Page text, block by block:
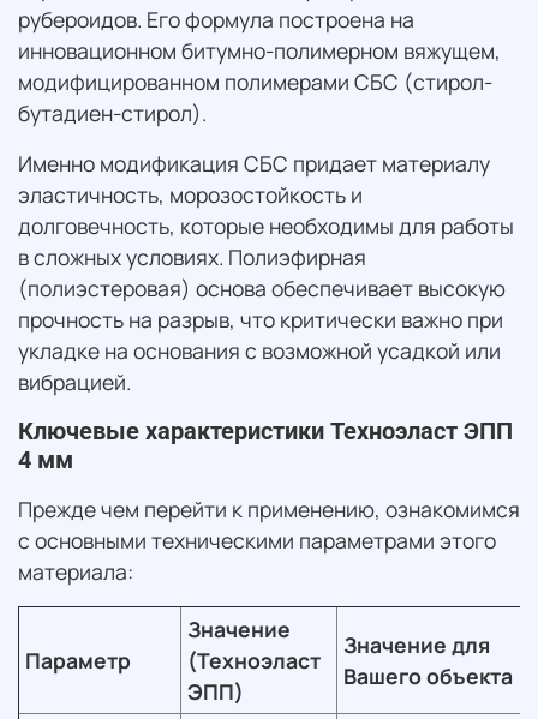
рубероидов. Его формула построена на
инновационном битумно-полимерном вяжущем,
модифицированном полимерами СБС (стирол-
бутадиен-стирол).
Именно модификация СБС придает материалу
эластичность, морозостойкость и
долговечность, которые необходимы для работы
в сложных условиях. Полиэфирная
(полиэстеровая) основа обеспечивает высокую
прочность на разрыв, что критически важно при
укладке на основания с возможной усадкой или
вибрацией.
Ключевые характеристики Техноэласт ЭПП
4 мм
Прежде чем перейти к применению, ознакомимся
с основными техническими параметрами этого
материала:
Параметр
Значение
(Техноэласт
ЭПП)
Значение для
Вашего объекта